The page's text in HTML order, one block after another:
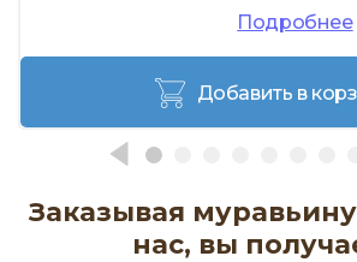
Подробнее
Добавить в
Заказывая
нас, вы